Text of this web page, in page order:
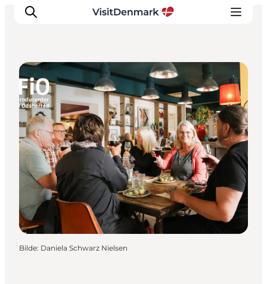
Inspirasjon
Reisemål
Aktiviteter
Overnatting
Planlegg reisen
Cafeer
Bilde: Daniela Schwarz Nielsen